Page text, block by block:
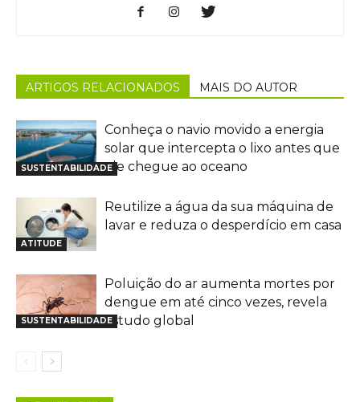
ARTIGOS RELACIONADOS MAIS DO AUTOR
SUSTENTABILIDADE
Conheça o navio movido a energia
solar que intercepta o lixo antes que
ele chegue ao oceano
ATITUDE
Reutilize a água da sua máquina de
lavar e reduza o desperdício em casa
SUSTENTABILIDADE
Poluição do ar aumenta mortes por
dengue em até cinco vezes, revela
estudo global